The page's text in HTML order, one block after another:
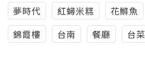
夢時代 紅蟳米糕 花鰷魚
錦霞樓
台南 餐廳 台菜